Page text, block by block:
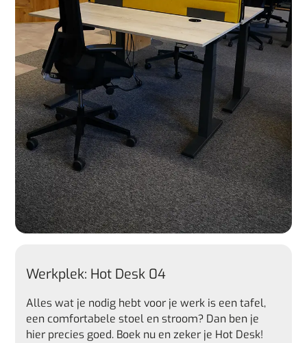
Werkplek: Hot Desk 04
Alles wat je nodig hebt voor je werk is een tafel,
een comfortabele stoel en stroom? Dan ben je
hier precies goed. Boek nu en zeker je Hot Desk!